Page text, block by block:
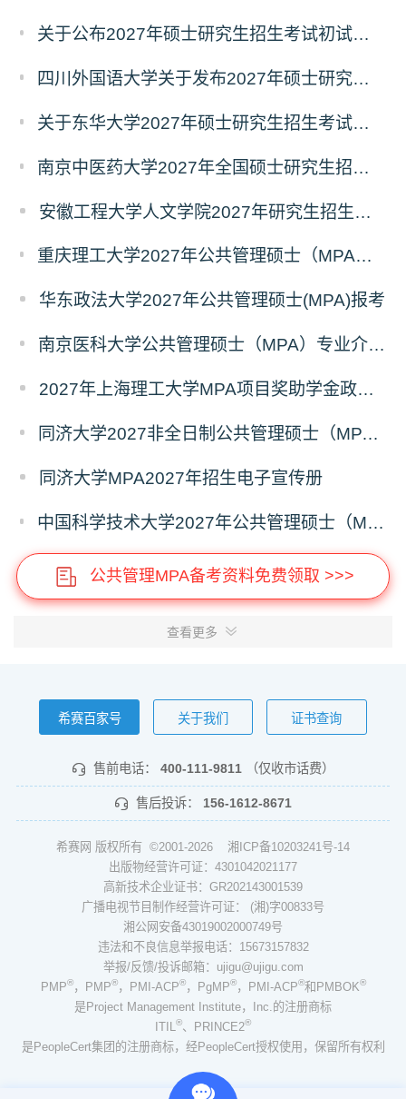
关于公布2027年硕士研究生招生考试初试自命题科目考试大纲的通知
四川外国语大学关于发布2027年硕士研究生招生考试自命题科目大纲的公告
关于东华大学2027年硕士研究生招生考试（初试）招生目录拟调整公告（一）
南京中医药大学2027年全国硕士研究生招生考试初试自命题科目考试内容及参考书目
安徽工程大学人文学院2027年研究生招生简章
重庆理工大学2027年公共管理硕士（MPA）专业学位研究生（双证）报考
华东政法大学2027年公共管理硕士(MPA)报考
南京医科大学公共管理硕士（MPA）专业介绍（2027年）
2027年上海理工大学MPA项目奖助学金政策发布
同济大学2027非全日制公共管理硕士（MPA）奖学金方案
同济大学MPA2027年招生电子宣传册
中国科学技术大学2027年公共管理硕士（MPA）专业学位研究生招生通知
公共管理MPA备考资料免费领取 >>>
查看更多
希赛百家号 关于我们 证书查询
售前电话： 400-111-9811 （仅收市话费）
售后投诉： 156-1612-8671
希赛网 版权所有 ©2001-2026 湘ICP备10203241号-14
出版物经营许可证：4301042021177
高新技术企业证书：GR202143001539
广播电视节目制作经营许可证： (湘)字00833号
湘公网安备43019002000749号
违法和不良信息举报电话：15673157832
举报/反馈/投诉邮箱：ujigu@ujigu.com
PMP®，PMP®，PMI-ACP®，PgMP®，PMI-ACP®和PMBOK®
是Project Management Institute，Inc.的注册商标
ITIL®、PRINCE2®
是PeopleCert集团的注册商标，经PeopleCert授权使用，保留所有权利